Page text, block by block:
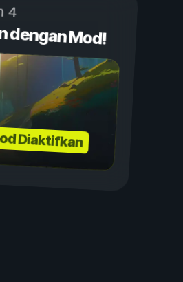
4
dengan Mod!
Diaktifkan